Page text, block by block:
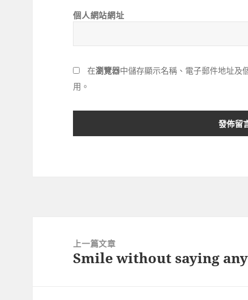
個人網站網址
在瀏覽器中儲存顯示名稱、電子郵件地址及
用。
上一篇文章
上
Smile without saying